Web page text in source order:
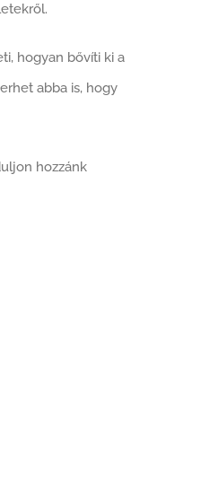
hogyan bővíti ki a
abba is, hogy
hozzánk